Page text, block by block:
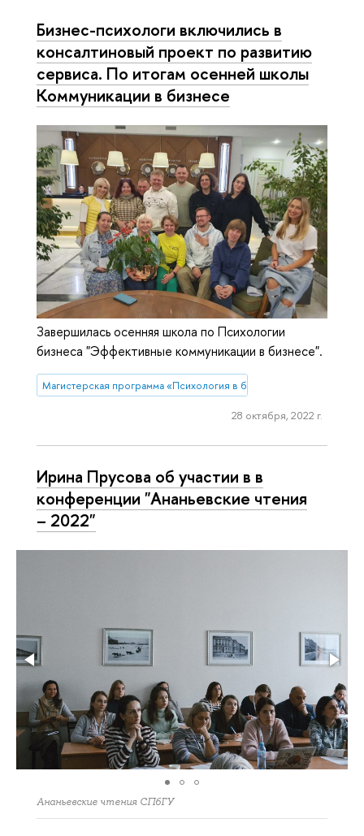
Бизнес-психологи включились в
консалтиновый проект по развитию
сервиса. По итогам осенней школы
Коммуникации в бизнесе
Завершилась осенняя школа по Психологии
бизнеса "Эффективные коммуникации в бизнесе".
Магистерская программа «Психология в бизнесе»
28 октября, 2022 г.
Ирина Прусова об участии в в
конференции "Ананьевские чтения
– 2022"
Ананьевские чтения СПбГУ